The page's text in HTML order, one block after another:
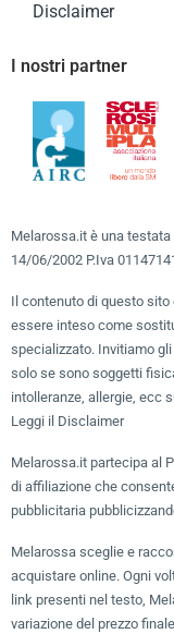
Disclaimer
I nostri partner
Melarossa.it è una testata
14/06/2002 P.Iva
Il contenuto di questo
essere inteso come
specializzato. Invitiamo
solo se sono soggetti
intolleranze, allergie, ecc
Leggi il Disclaimer
Melarossa.it partecipa al
di affiliazione che
pubblicitaria
Melarossa sceglie e
acquistare online. Ogni
link presenti nel testo,
variazione del prezzo